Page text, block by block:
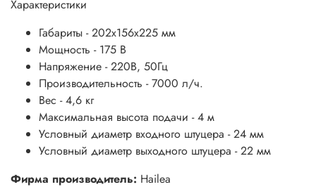
Характеристики
Габариты - 202x156x225 мм
Мощность - 175 В
Напряжение - 220В, 50Гц
Производительность - 7000 л/ч.
Вес - 4,6 кг
Максимальная высота подачи - 4 м
Условный диаметр входного штуцера - 24 мм
Условный диаметр выходного штуцера - 22 мм
Фирма производитель: Hailea